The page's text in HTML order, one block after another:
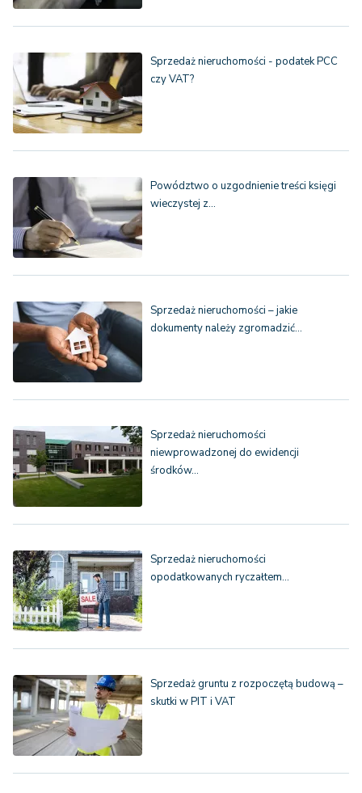
Sprzedaż nieruchomości - podatek PCC
czy VAT?
Powództwo o uzgodnienie treści księgi
wieczystej z…
Sprzedaż nieruchomości – jakie
dokumenty należy zgromadzić…
Sprzedaż nieruchomości
niewprowadzonej do ewidencji
środków…
Sprzedaż nieruchomości
opodatkowanych ryczałtem…
Sprzedaż gruntu z rozpoczętą budową –
skutki w PIT i VAT